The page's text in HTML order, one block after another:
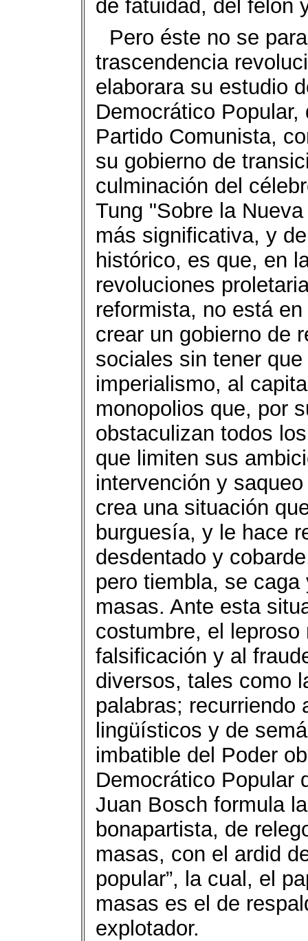
de fatuidad, del felón
Pero éste no se
trascendencia
elaborara su estudio
Democrático
Partido Comunista,
su gobierno de
culminación del
Tung "Sobre la
más significativa, y
histórico, es que, en
revoluciones
reformista, no está
crear un gobierno de
sociales sin tener
imperialismo, al
monopolios que, por
obstaculizan todos
que limiten sus
intervención y
crea una situación
burguesía, y le hace
desdentado y
pero tiembla, se
masas. Ante esta
costumbre, el
falsificación y al
diversos, tales como
palabras; recurriendo
lingüísticos y de
imbatible del Poder
Democrático Popular
Juan Bosch formula
bonapartista, de
masas, con el ardid
popular”, la cual, el
masas es el de
explotador.